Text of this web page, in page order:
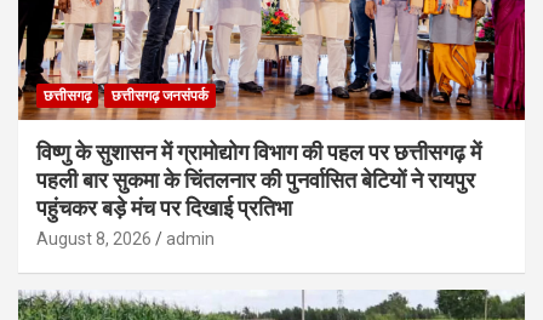
छत्तीसगढ़ छत्तीसगढ़ जनसंपर्क
विष्णु के सुशासन में ग्रामोद्योग विभाग की पहल पर छत्तीसगढ़ में
पहली बार सुकमा के चिंतलनार की पुनर्वासित बेटियों ने रायपुर
पहुंचकर बड़े मंच पर दिखाई प्रतिभा
August 8, 2026 admin